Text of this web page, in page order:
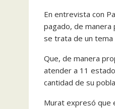
En entrevista con
pagado, de
se trata de un tema
Que, de manera
atender a 11
cantidad de su
Murat expresó que